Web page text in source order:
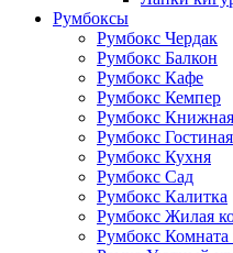
Румбоксы
Румбокс Чердак
Румбокс Балкон
Румбокс Кафе
Румбокс Кемпер
Румбокс
Румбокс
Румбокс Кухня
Румбокс Сад
Румбокс Калитка
Румбокс Жилая
Румбокс Комната